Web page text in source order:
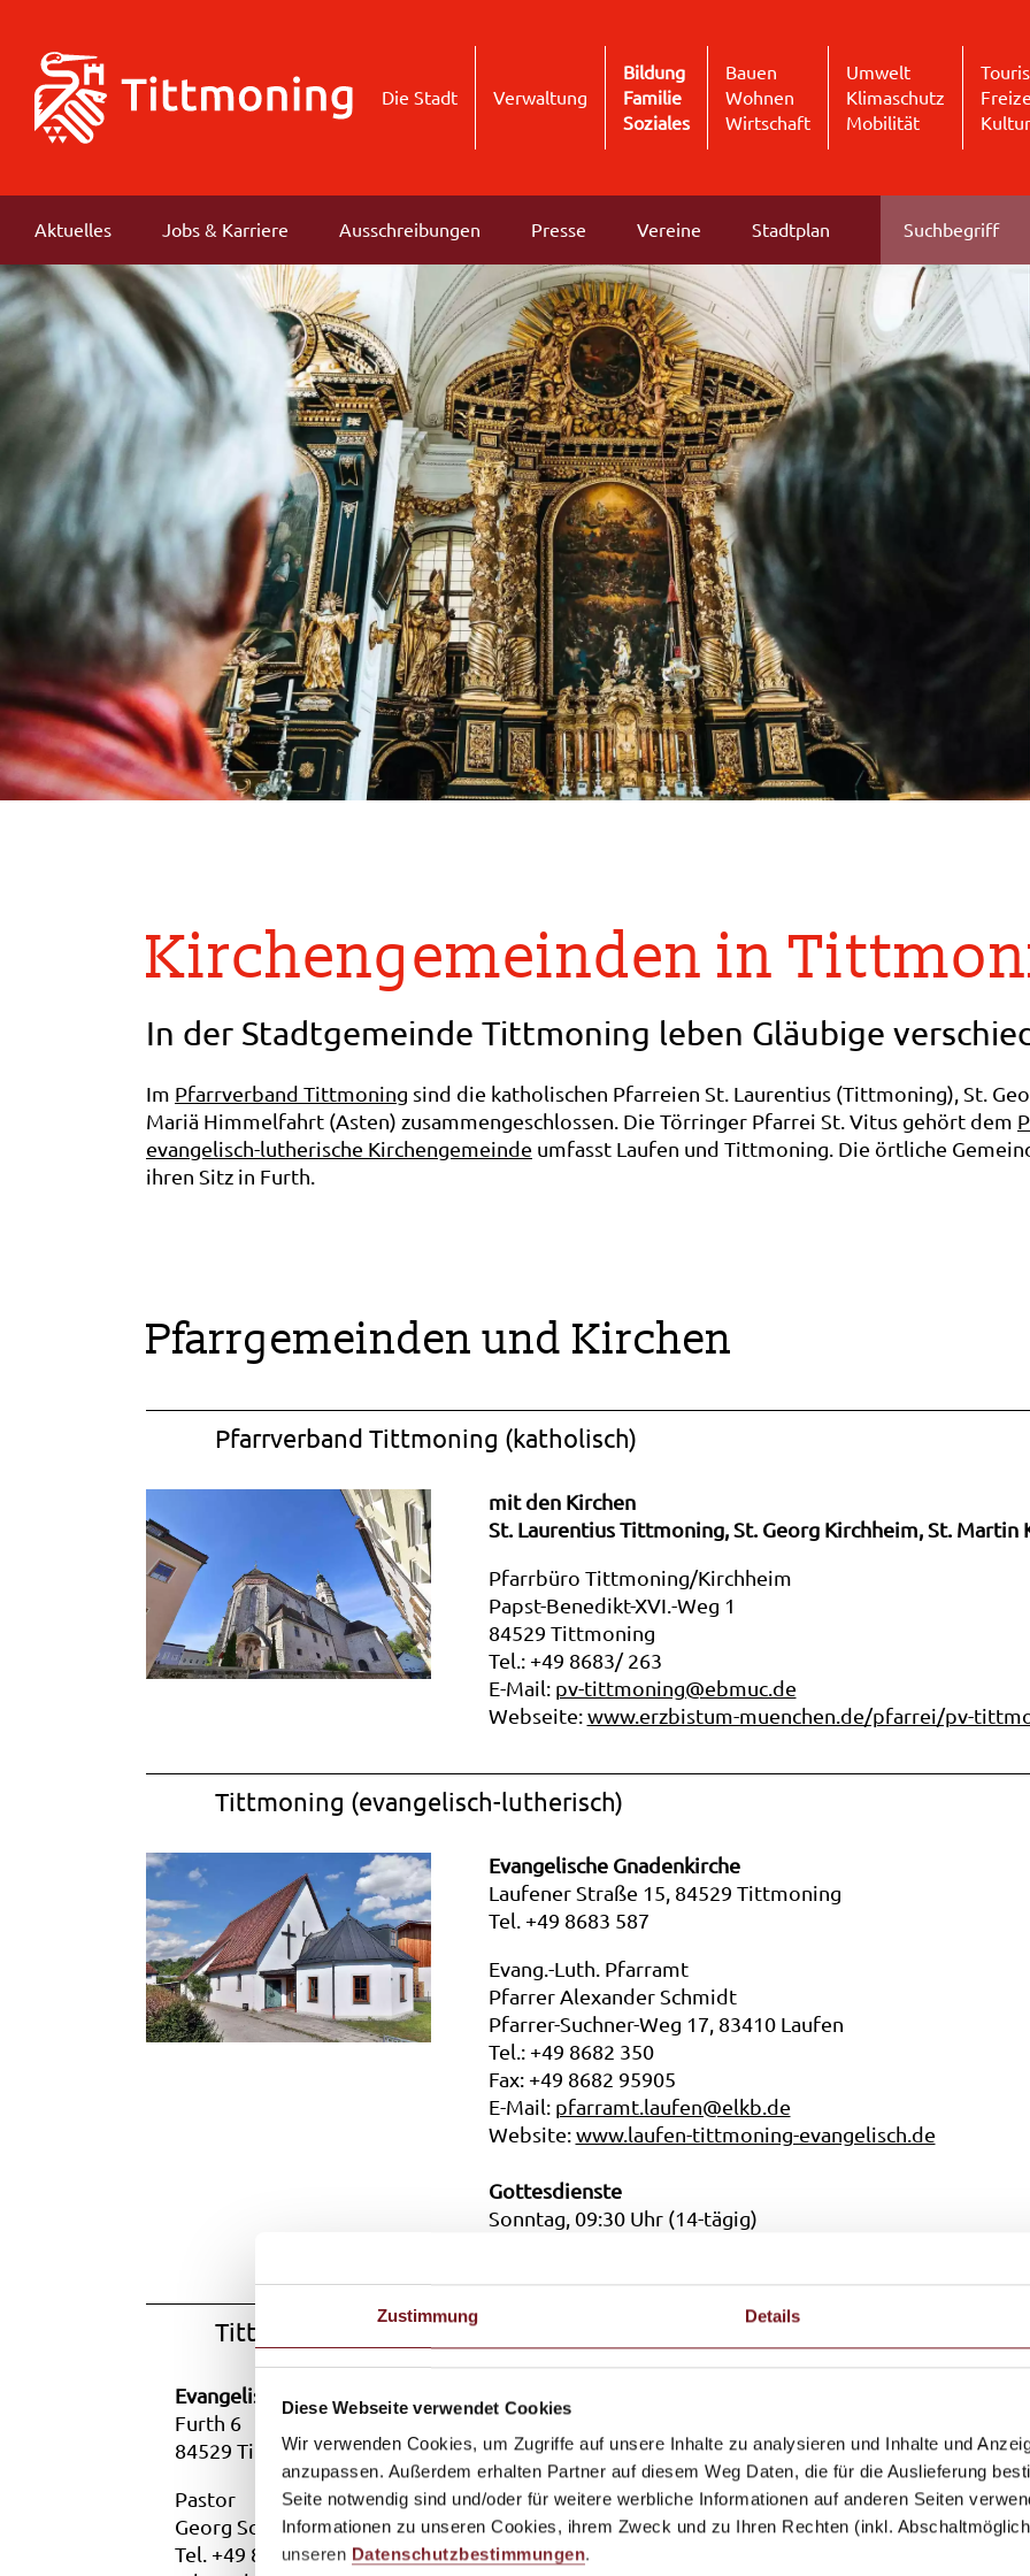
Zustimmung Details
Diese Webseite verwendet Cookies
Wir verwenden Cookies, um Zugriffe auf unsere Inhalte zu analysieren und Inhalte und
anzupassen. Außerdem erhalten Partner auf diesem Weg Daten, die für die Auslieferung
Seite notwendig sind und/oder für weitere werbliche Informationen auf anderen Seiten
Informationen zu unseren Cookies, ihrem Zweck und zu Ihren Rechten (inkl.
unseren Datenschutzbestimmungen.
Die Stadt Verwaltung
Bildung
Familie
Soziales
Bauen
Wohnen
Wirtschaft
Umwelt
Klimaschutz
Mobilität
Kultur
Aktuelles Jobs & Karriere Ausschreibungen Presse Vereine Stadtplan
Kirchengemeinden in
In der Stadtgemeinde Tittmoning leben Gläubige
Im Pfarrverband Tittmoning sind die katholischen Pfarreien St. Laurentius (Tittmoning), St.
Mariä Himmelfahrt (Asten) zusammengeschlossen. Die Törringer Pfarrei St. Vitus gehört dem
evangelisch-lutherische Kirchengemeinde umfasst Laufen und Tittmoning. Die örtliche
ihren Sitz in Furth.
Pfarrgemeinden und Kirchen
Pfarrverband Tittmoning (katholisch)
mit den Kirchen
St. Laurentius Tittmoning, St. Georg Kirchheim, St. Martin
Pfarrbüro Tittmoning/Kirchheim
Papst-Benedikt-XVI.-Weg 1
84529 Tittmoning
Tel.: +49 8683/ 263
E-Mail: pv-tittmoning@ebmuc.de
Webseite: www.erzbistum-muenchen.de/pfarrei/pv-
Tittmoning (evangelisch-lutherisch)
Evangelische Gnadenkirche
Laufener Straße 15, 84529 Tittmoning
Tel. +49 8683 587
Evang.-Luth. Pfarramt
Pfarrer Alexander Schmidt
Pfarrer-Suchner-Weg 17, 83410 Laufen
Tel.: +49 8682 350
Fax: +49 8682 95905
E-Mail: pfarramt.laufen@elkb.de
Website: www.laufen-tittmoning-evangelisch.de
Gottesdienste
Sonntag, 09:30 Uhr (14-tägig)
Tittmoning (Evangelische Freikirche)
Evangelische Freikirche Tittmoning
Furth 6
84529 Tittmoning
Pastor
Georg Schwab
Tel. +49 8683 8912913